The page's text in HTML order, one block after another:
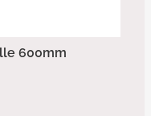
600mm